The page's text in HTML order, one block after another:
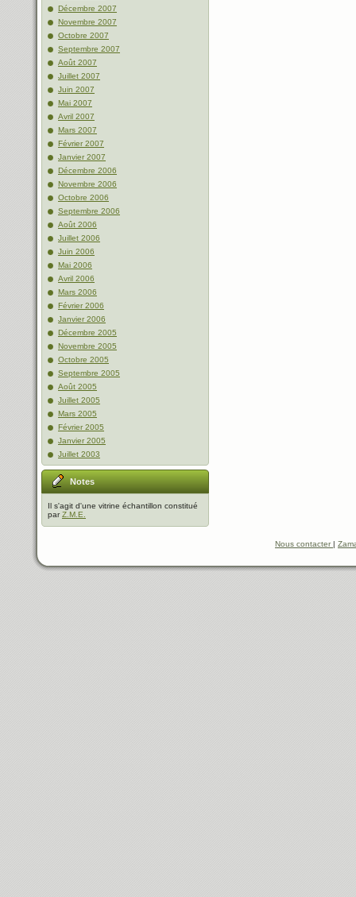
Décembre 2007
Novembre 2007
Octobre 2007
Septembre 2007
Août 2007
Juillet 2007
Juin 2007
Mai 2007
Avril 2007
Mars 2007
Février 2007
Janvier 2007
Décembre 2006
Novembre 2006
Octobre 2006
Septembre 2006
Août 2006
Juillet 2006
Juin 2006
Mai 2006
Avril 2006
Mars 2006
Février 2006
Janvier 2006
Décembre 2005
Novembre 2005
Octobre 2005
Septembre 2005
Août 2005
Juillet 2005
Mars 2005
Février 2005
Janvier 2005
Juillet 2003
Notes
Il s'agit d'une vitrine échantillon constitué
parZ.M.E.
Nous contacter|